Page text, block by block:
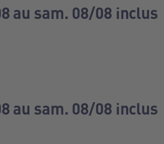
au sam. 08/08 inclus
au sam. 08/08 inclus